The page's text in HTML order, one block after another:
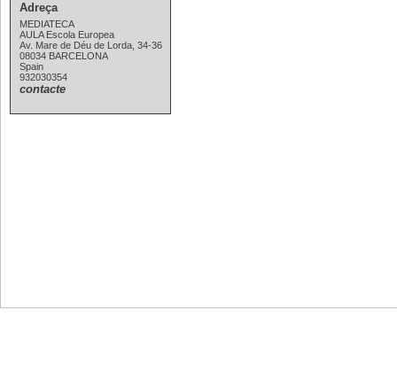
Adreça
MEDIATECA
AULA Escola Europea
Av. Mare de Déu de Lorda, 34-36
08034 BARCELONA
Spain
932030354
contacte